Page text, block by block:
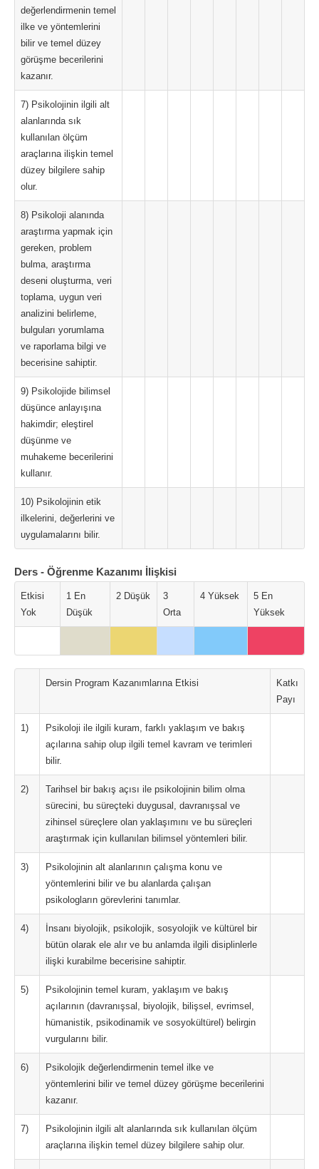
değerlendirmenin temel
ilke ve yöntemlerini
bilir ve temel düzey
görüşme becerilerini
kazanır.
7) Psikolojinin ilgili alt
alanlarında sık
kullanılan ölçüm
araçlarına ilişkin temel
düzey bilgilere sahip
olur.
8) Psikoloji alanında
araştırma yapmak için
gereken, problem
bulma, araştırma
deseni oluşturma, veri
toplama, uygun veri
analizini belirleme,
bulguları yorumlama
ve raporlama bilgi ve
becerisine sahiptir.
9) Psikolojide bilimsel
düşünce anlayışına
hakimdir; eleştirel
düşünme ve
muhakeme becerilerini
kullanır.
10) Psikolojinin etik
ilkelerini, değerlerini ve
uygulamalarını bilir.
Ders - Öğrenme Kazanımı İlişkisi
Etkisi
Yok
1 En
Düşük
2 Düşük
3
Orta
4 Yüksek
5 En
Yüksek
Dersin Program Kazanımlarına Etkisi
Katkı
Payı
1)
Psikoloji ile ilgili kuram, farklı yaklaşım ve bakış
açılarına sahip olup ilgili temel kavram ve terimleri
bilir.
2)
Tarihsel bir bakış açısı ile psikolojinin bilim olma
sürecini, bu süreçteki duygusal, davranışsal ve
zihinsel süreçlere olan yaklaşımını ve bu süreçleri
araştırmak için kullanılan bilimsel yöntemleri bilir.
3)
Psikolojinin alt alanlarının çalışma konu ve
yöntemlerini bilir ve bu alanlarda çalışan
psikologların görevlerini tanımlar.
4)
İnsanı biyolojik, psikolojik, sosyolojik ve kültürel bir
bütün olarak ele alır ve bu anlamda ilgili disiplinlerle
ilişki kurabilme becerisine sahiptir.
5)
Psikolojinin temel kuram, yaklaşım ve bakış
açılarının (davranışsal, biyolojik, bilişsel, evrimsel,
hümanistik, psikodinamik ve sosyokültürel) belirgin
vurgularını bilir.
6)
Psikolojik değerlendirmenin temel ilke ve
yöntemlerini bilir ve temel düzey görüşme becerilerini
kazanır.
7)
Psikolojinin ilgili alt alanlarında sık kullanılan ölçüm
araçlarına ilişkin temel düzey bilgilere sahip olur.